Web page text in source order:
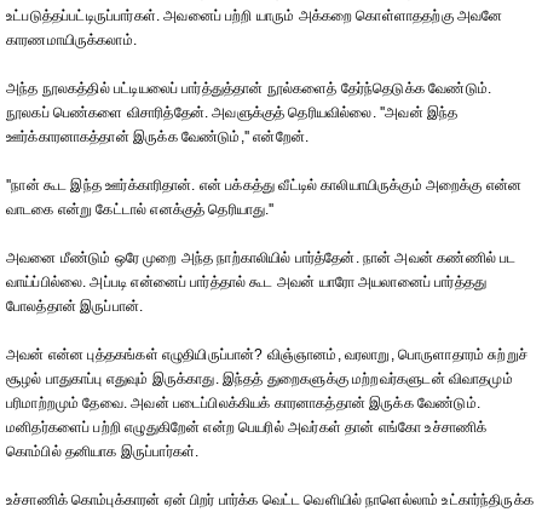
உட்படுத்தப்பட்டிருப்பார்கள். அவனைப் பற்றி யாரும் அக்கறை கொள்ளாததற்கு அவனே
காரணமாயிருக்கலாம்.
அந்த நூலகத்தில் பட்டியலைப் பார்த்துத்தான் நூல்களைத் தேர்ந்தெடுக்க வேண்டும்.
நூலகப் பெண்களை விசாரித்தேன். அவளுக்குத் தெரியவில்லை. ''அவன் இந்த
ஊர்க்காரனாகத்தான் இருக்க வேண்டும்,'' என்றேன்.
''நான் கூட இந்த ஊர்க்காரிதான். என் பக்கத்து வீட்டில் காலியாயிருக்கும் அறைக்கு என்ன
வாடகை என்று கேட்டால் எனக்குத் தெரியாது.''
அவனை மீண்டும் ஒரே முறை அந்த நாற்காலியில் பார்த்தேன். நான் அவன் கண்ணில் பட
வாய்ப்பில்லை. அப்படி என்னைப் பார்த்தால் கூட அவன் யாரோ அயலானைப் பார்த்தது
போலத்தான் இருப்பான்.
அவன் என்ன புத்தகங்கள் எழுதியிருப்பான்? விஞ்ஞானம், வரலாறு, பொருளாதாரம் சுற்றுச்
சூழல் பாதுகாப்பு எதுவும் இருக்காது. இந்தத் துறைகளுக்கு மற்றவர்களுடன் விவாதமும்
பரிமாற்றமும் தேவை. அவன் படைப்பிலக்கியக் காரனாகத்தான் இருக்க வேண்டும்.
மனிதர்களைப் பற்றி எழுதுகிறேன் என்ற பெயரில் அவர்கள் தான் எங்கோ உச்சாணிக்
கொம்பில் தனியாக இருப்பார்கள்.
உச்சாணிக் கொம்புக்காரன் ஏன் பிறர் பார்க்க வெட்ட வெளியில் நாளெல்லாம் உட்கார்ந்திருக்க